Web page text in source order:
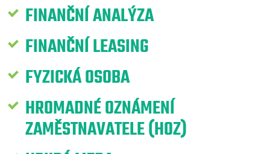
FINANČNÍ ANALÝZA
FINANČNÍ LEASING
FYZICKÁ OSOBA
HROMADNÉ OZNÁMENÍ
ZAMĚSTNAVATELE (HOZ)